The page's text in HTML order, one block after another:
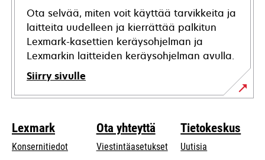
Ota selvää, miten voit käyttää tarvikkeita ja
laitteita uudelleen ja kierrättää palkitun
Lexmark-kasettien keräysohjelman ja
Lexmarkin laitteiden keräysohjelman avulla.
Siirry sivulle
Lexmark
Konsernitiedot
Ota yhteyttä
Viestintäasetukset
Tietokeskus
Uutisia